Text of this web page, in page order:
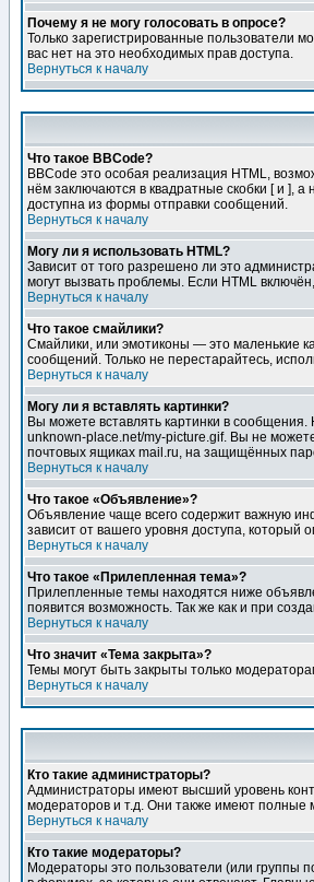
Почему я не могу голосовать в опросе?
Только зарегистрированные пользователи
вас нет на это необходимых прав доступа.
Вернуться к началу
Что такое BBCode?
BBCode это особая реализация HTML,
нём заключаются в квадратные скобки [ и ],
доступна из формы отправки сообщений.
Вернуться к началу
Могу ли я использовать HTML?
Зависит от того разрешено ли это
могут вызвать проблемы. Если HTML
Вернуться к началу
Что такое смайлики?
Смайлики, или эмотиконы — это маленькие
сообщений. Только не перестарайтесь,
Вернуться к началу
Могу ли я вставлять картинки?
Вы можете вставлять картинки в
unknown-place.net/my-picture.gif. Вы не
почтовых ящиках mail.ru, на защищённых
Вернуться к началу
Что такое «Объявление»?
Объявление чаще всего содержит важную
зависит от вашего уровня доступа, который
Вернуться к началу
Что такое «Прилепленная тема»?
Прилепленные темы находятся ниже
появится возможность. Так же как и при
Вернуться к началу
Что значит «Тема закрыта»?
Темы могут быть закрыты только
Вернуться к началу
Кто такие администраторы?
Администраторы имеют высший уровень
модераторов и т.д. Они также имеют полные
Вернуться к началу
Кто такие модераторы?
Модераторы это пользователи (или группы